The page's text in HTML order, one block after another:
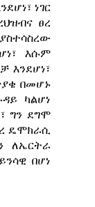
ነገር
ፀረ
እሱም
እንደሆነ፣
በመሆኑ
ካልሆነ
ግን ደግሞ
ዴሞክራሲ
ለኤርትራ
በሆነ